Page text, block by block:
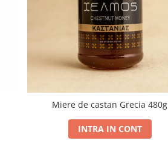
Miere de castan Grecia 480g
INTRA IN CONT